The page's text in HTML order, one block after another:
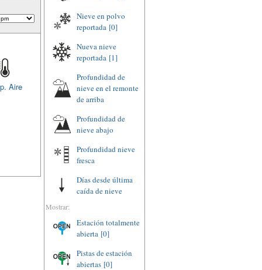
Aire
Nieve en polvo
reportada [0]
Nueva nieve
reportada [1]
Profundidad de
nieve en el remonte
de arriba
Profundidad de
nieve abajo
Profundidad nieve
fresca
Días desde última
caída de nieve
Mostrar:
Estación totalmente
abierta [0]
Pistas de estación
abiertas [0]